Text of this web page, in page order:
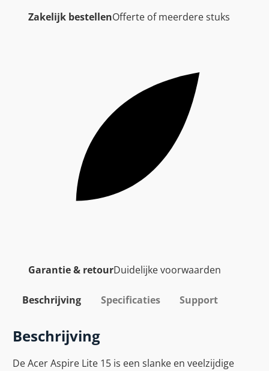
Zakelijk bestellenOfferte of meerdere stuks
Garantie & retourDuidelijke voorwaarden
Beschrijving Specificaties Support
Beschrijving
De Acer Aspire Lite 15 is een slanke en veelzijdige